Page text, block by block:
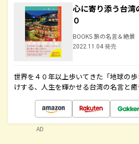
心に寄り添う台湾
０
BOOKS 旅の名言＆絶景
2022.11.04 発売
世界を４０年以上歩いてきた「地球の
けする、人生を輝かせる台湾の名言と
AD